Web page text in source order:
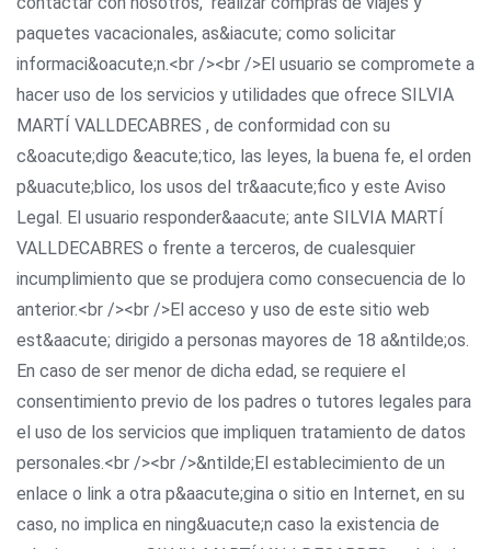
paquetes vacacionales, as&iacute; como solicitar
informaci&oacute;n.<br /><br />El usuario se compromete a
hacer uso de los servicios y utilidades que ofrece SILVIA
MARTÍ VALLDECABRES , de conformidad con su
c&oacute;digo &eacute;tico, las leyes, la buena fe, el orden
p&uacute;blico, los usos del tr&aacute;fico y este Aviso
Legal. El usuario responder&aacute; ante SILVIA MARTÍ
VALLDECABRES o frente a terceros, de cualesquier
incumplimiento que se produjera como consecuencia de lo
anterior.<br /><br />El acceso y uso de este sitio web
est&aacute; dirigido a personas mayores de 18 a&ntilde;os.
En caso de ser menor de dicha edad, se requiere el
consentimiento previo de los padres o tutores legales para
el uso de los servicios que impliquen tratamiento de datos
personales.<br /><br />&ntilde;El establecimiento de un
enlace o link a otra p&aacute;gina o sitio en Internet, en su
caso, no implica en ning&uacute;n caso la existencia de